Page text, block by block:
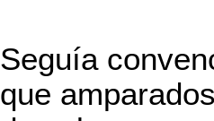
Seguía
que